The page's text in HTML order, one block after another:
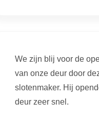
We zijn blij voor de
van onze deur door
slotenmaker. Hij
deur zeer snel.